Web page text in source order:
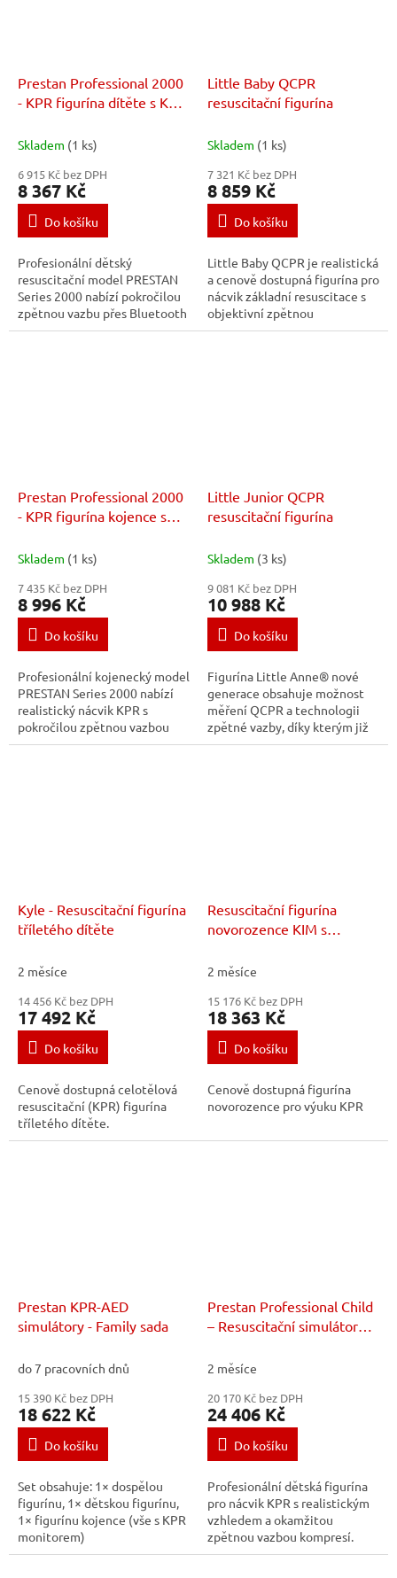
Prestan Professional 2000
- KPR figurína dítěte s KPR
připojením
Skladem (1 ks)
6 915 Kč bez DPH
8 367 Kč
Do košíku
Profesionální dětský
resuscitační model PRESTAN
Series 2000 nabízí pokročilou
zpětnou vazbu přes Bluetooth
aplikaci. Umožňuje realistický
Little Baby QCPR
resuscitační figurína
Skladem (1 ks)
7 321 Kč bez DPH
8 859 Kč
Do košíku
Little Baby QCPR je realistická
a cenově dostupná figurína pro
nácvik základní resuscitace s
objektivní zpětnou
vazbou. Zvyšuje kvalitu
Prestan Professional 2000
- KPR figurína kojence s
Bluetooth připojením
Skladem (1 ks)
7 435 Kč bez DPH
8 996 Kč
Do košíku
Profesionální kojenecký model
PRESTAN Series 2000 nabízí
realistický nácvik KPR s
pokročilou zpětnou vazbou
přes Bluetooth aplikaci.
Little Junior QCPR
resuscitační figurína
Skladem (3 ks)
9 081 Kč bez DPH
10 988 Kč
Do košíku
Figurína Little Anne® nové
generace obsahuje možnost
měření QCPR a technologii
zpětné vazby, díky kterým již
nemusíte dávat instrukce na
Kyle - Resuscitační figurína
tříletého dítěte
2 měsíce
14 456 Kč bez DPH
17 492 Kč
Do košíku
Cenově dostupná celotělová
resuscitační (KPR) figurína
tříletého dítěte.
Resuscitační figurína
novorozence KIM s
2 měsíce
15 176 Kč bez DPH
18 363 Kč
Do košíku
Cenově dostupná figurína
novorozence pro výuku KPR
Prestan KPR-AED
simulátory - Family sada
do 7 pracovních dnů
15 390 Kč bez DPH
18 622 Kč
Do košíku
Set obsahuje: 1× dospělou
figurínu, 1× dětskou figurínu,
1× figurínu kojence (vše s KPR
monitorem)
Prestan Professional Child
– Resuscitační simulátor
sada 4 ks
2 měsíce
20 170 Kč bez DPH
24 406 Kč
Do košíku
Profesionální dětská figurína
pro nácvik KPR s realistickým
vzhledem a okamžitou
zpětnou vazbou kompresí.
Umožňuje efektivní výuku